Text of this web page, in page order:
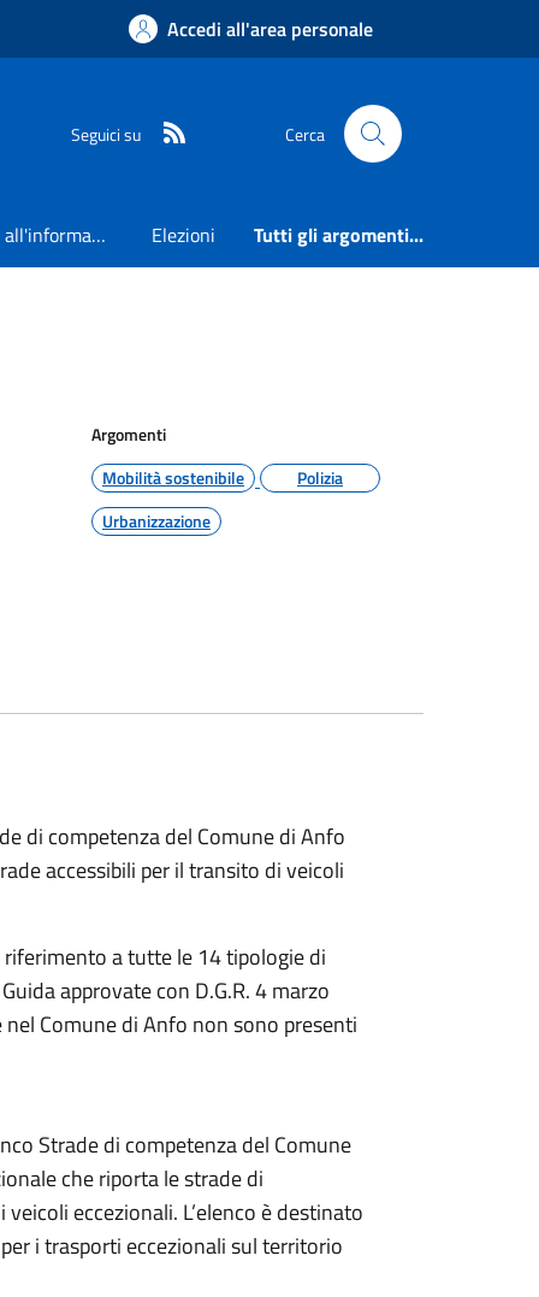
Accedi all'area personale
Seguici su Cerca
Accesso all'informazione Elezioni Tutti gli argomenti...
Argomenti
Mobilità sostenibile
Polizia
Urbanizzazione
di competenza del Comune di Anfo
accessibili per il transito di veicoli
a tutte le 14 tipologie di
approvate con D.G.R. 4 marzo
Comune di Anfo non sono presenti
Strade di competenza del Comune
che riporta le strade di
eccezionali. L’elenco è destinato
i trasporti eccezionali sul territorio